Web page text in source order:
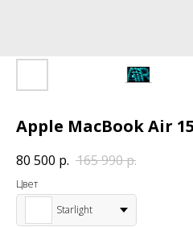
Apple MacBook Air
80 500 р. 165 990р.
Цвет
Starlight